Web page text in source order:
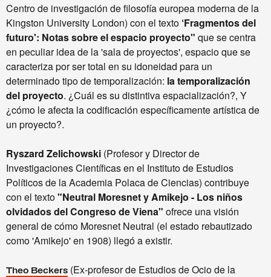
Centro de investigación de filosofía europea moderna de la
Kingston University London) con el texto ‘Fragmentos del
futuro': Notas sobre el espacio proyecto" que se centra
en peculiar idea de la 'sala de proyectos', espacio que se
caracteriza por ser total en su idoneidad para un
determinado tipo de temporalización: la temporalización
del proyecto. ¿Cuál es su distintiva espacialización?, Y
¿cómo le afecta la codificación específicamente artística de
un proyecto?.
Ryszard Zelichowski (Profesor y Director de
Investigaciones Científicas en el Instituto de Estudios
Políticos de la Academia Polaca de Ciencias) contribuye
con el texto"Neutral Moresnet y Amikejo - Los niños
olvidados del Congreso de Viena" ofrece una visión
general de cómo Moresnet Neutral (el estado rebautizado
como 'Amikejo' en 1908) llegó a existir.
Theo Beckers (Ex-profesor de Estudios de Ocio de la